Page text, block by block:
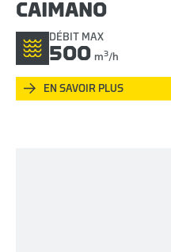
CAIMANO
DÉBIT MAX
500 m3/h
EN SAVOIR PLUS